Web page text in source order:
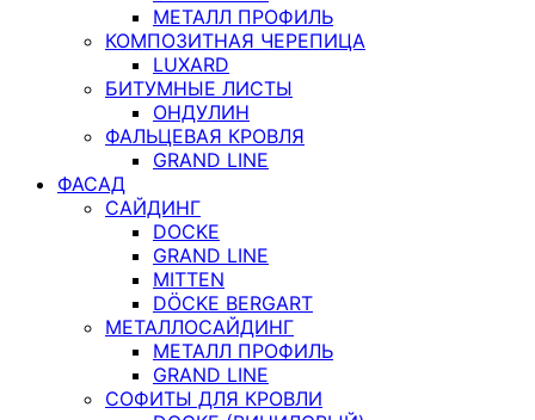
МЕТАЛЛ ПРОФИЛЬ
КОМПОЗИТНАЯ ЧЕРЕПИЦА
LUXARD
БИТУМНЫЕ ЛИСТЫ
ОНДУЛИН
ФАЛЬЦЕВАЯ КРОВЛЯ
GRAND LINE
ФАСАД
САЙДИНГ
DOCKE
GRAND LINE
MITTEN
DÖCKE BERGART
МЕТАЛЛОСАЙДИНГ
МЕТАЛЛ ПРОФИЛЬ
GRAND LINE
СОФИТЫ ДЛЯ КРОВЛИ